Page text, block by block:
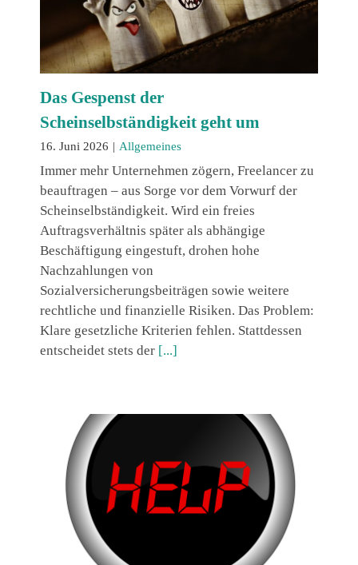
Das Gespenst der
Scheinselbständigkeit geht um
16. Juni 2026 | Allgemeines
Immer mehr Unternehmen zögern, Freelancer zu
beauftragen – aus Sorge vor dem Vorwurf der
Scheinselbständigkeit. Wird ein freies
Auftragsverhältnis später als abhängige
Beschäftigung eingestuft, drohen hohe
Nachzahlungen von
Sozialversicherungsbeiträgen sowie weitere
rechtliche und finanzielle Risiken. Das Problem:
Klare gesetzliche Kriterien fehlen. Stattdessen
entscheidet stets der [...]